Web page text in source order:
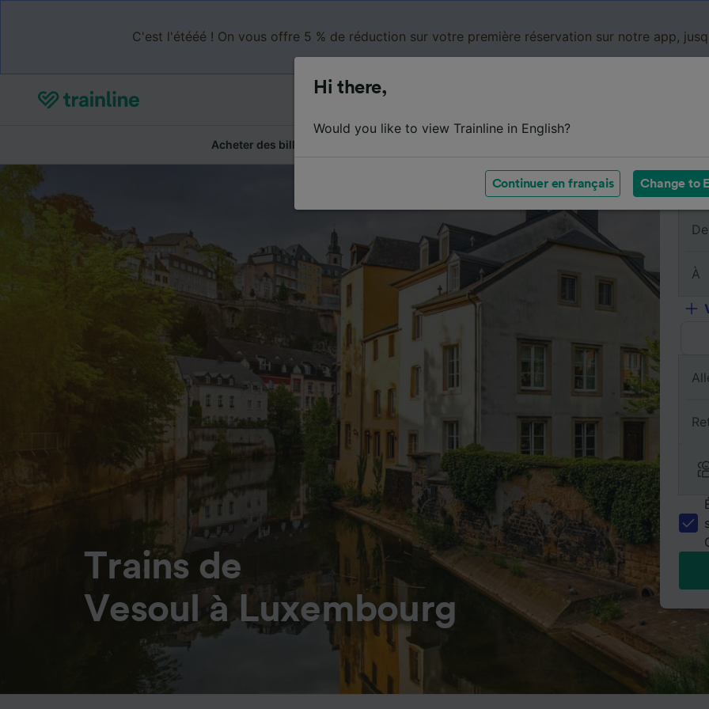
C'est l'étééé ! On vous offre 5 % de réduction sur votre première réservation sur notre app,
Acheter des billets
Trains de
Vesoul à Luxembourg
De
À
Hi there,
Would you like to view Trainline in English?
Continuer en français Change to